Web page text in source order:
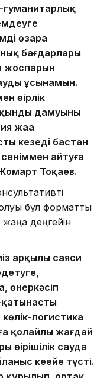
өзара
бағдарлары
жоспарын
ұсынамын.
өңірлік
дамуының
жаңа
кезеңді бастан
айтуға
Тоқаев.
бұл форматты
деңгейін
арқылы саяси
өнеркәсіп
логистика
қолайлы жағдай
сауда
кеңейе түсті.